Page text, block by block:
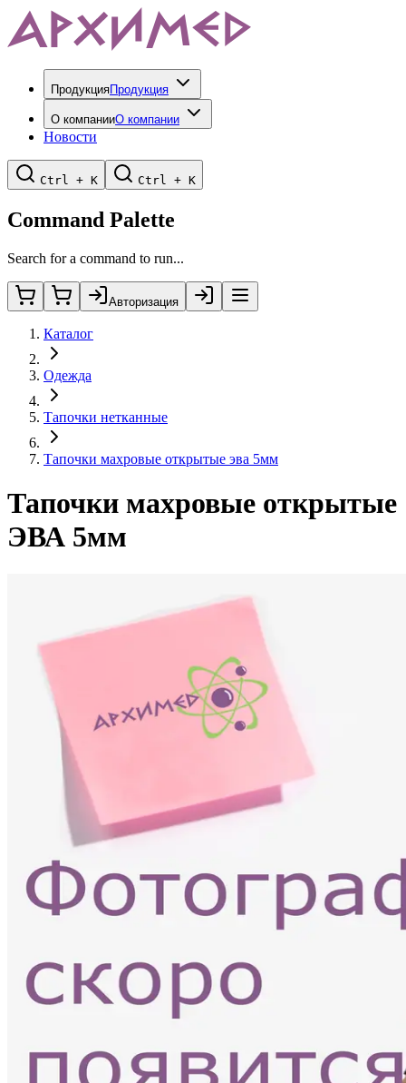
ПродукцияПродукция
О компанииО компании
Новости
Ctrl + K Ctrl + K
Command Palette
Search for a command to run...
Авторизация
Каталог
Одежда
Тапочки нетканные
Тапочки махровые открытые эва 5мм
Тапочки махровые открытые
ЭВА 5мм